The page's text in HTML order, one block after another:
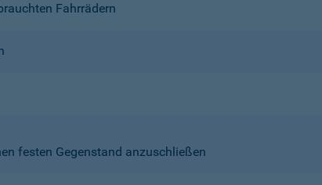
Fahrrädern
festen Gegenstand anzuschließen